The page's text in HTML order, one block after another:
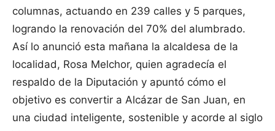
columnas, actuando en 239 calles y 5 parques,
logrando la renovación del 70% del alumbrado.
Así lo anunció esta mañana la alcaldesa de la
localidad, Rosa Melchor, quien agradecía el
respaldo de la Diputación y apuntó cómo el
objetivo es convertir a Alcázar de San Juan, en
una ciudad inteligente, sostenible y acorde al siglo